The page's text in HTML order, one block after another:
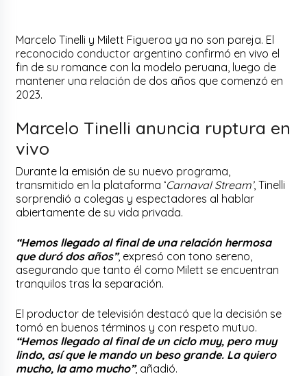
Marcelo Tinelli y Milett Figueroa ya no son pareja. El
reconocido conductor argentino confirmó en vivo el
fin de su romance con la modelo peruana, luego de
mantener una relación de dos años que comenzó en
2023.
Marcelo Tinelli anuncia ruptura en
vivo
Durante la emisión de su nuevo programa,
transmitido en la plataforma ‘Carnaval Stream’, Tinelli
sorprendió a colegas y espectadores al hablar
abiertamente de su vida privada.
“Hemos llegado al final de una relación hermosa
que duró dos años”, expresó con tono sereno,
asegurando que tanto él como Milett se encuentran
tranquilos tras la separación.
El productor de televisión destacó que la decisión se
tomó en buenos términos y con respeto mutuo.
“Hemos llegado al final de un ciclo muy, pero muy
lindo, así que le mando un beso grande. La quiero
mucho, la amo mucho”, añadió.